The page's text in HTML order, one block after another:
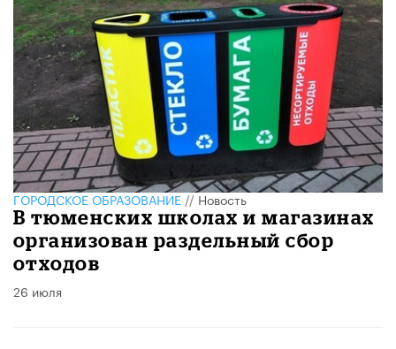
ГОРОДСКОЕ ОБРАЗОВАНИЕ//Новость
В тюменских школах и магазинах
организован раздельный сбор
отходов
26 июля